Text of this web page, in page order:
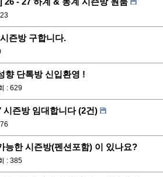
즌방 구합니다.
향 단톡방 신입환영 !
: 629
시즌방 임대합니다 (2건)
능한 시즌방(펜션포함) 이 있나요?
: 385